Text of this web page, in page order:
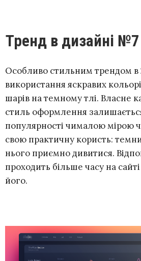
Тренд в дизайні
Особливо стильним трендом в
використання яскравих
шарів на темному тлі. Власне
стиль оформлення
популярності чималою мірою
свою практичну користь:
нього приємно дивитися.
проходить більше часу на
його.